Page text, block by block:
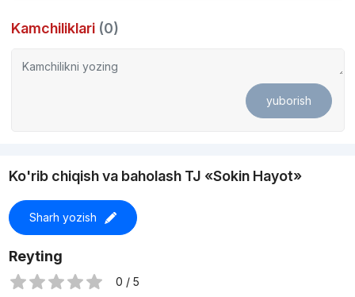
Kamchiliklari (0)
yuborish
Ko'rib chiqish va baholash TJ «Sokin Hayot»
Sharh yozish
Reyting
0 / 5